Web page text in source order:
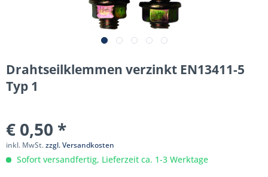
Drahtseilklemmen verzinkt EN13411-5
Typ 1
€ 0,50 *
inkl. MwSt.zzgl. Versandkosten
Sofort versandfertig, Lieferzeit ca. 1-3 Werktage